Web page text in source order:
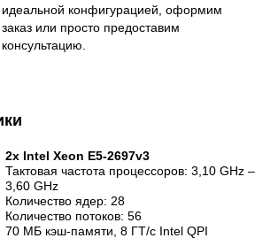
идеальной конфигурацией, оформим
заказ или просто предоставим
консультацию.
2х Intel Xeon E5-2697v3
Тактовая частота процессоров: 3,10 GHz –
3,60 GHz
Количество ядер: 28
Количество потоков: 56
70 МБ кэш-памяти, 8 ГТ/с Intel QPI